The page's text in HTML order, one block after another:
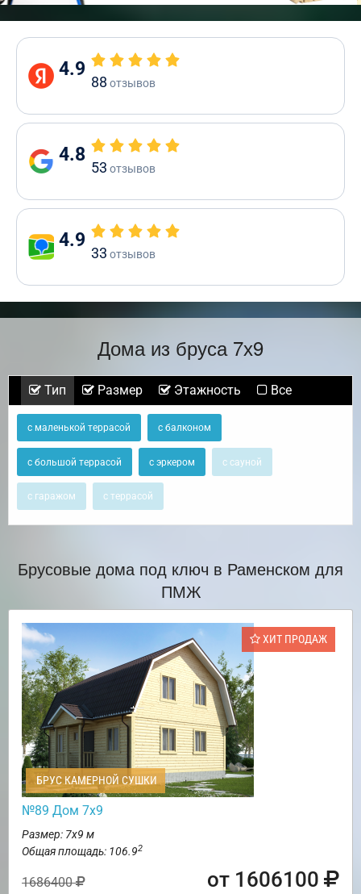
4.9
88 отзывов
4.8
53 отзывов
4.9
33 отзывов
Дома из бруса 7х9
Тип Размер Этажность Все
с маленькой террасой с балконом
с большой террасой с эркером с сауной
с гаражом с террасой
Брусовые дома под ключ в Раменском для
ПМЖ
ХИТ ПРОДАЖ
БРУС КАМЕРНОЙ СУШКИ
№89 Дом 7х9
Размер: 7х9 м
Общая площадь: 106.92
1686400 от 1606100